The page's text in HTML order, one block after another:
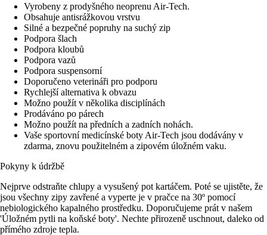
Vyrobeny z prodyšného neoprenu Air-Tech.
Obsahuje antisrážkovou vrstvu
Silné a bezpečné popruhy na suchý zip
Podpora šlach
Podpora kloubů
Podpora vazů
Podpora suspensorní
Doporučeno veterináři pro podporu
Rychlejší alternativa k obvazu
Možno použít v několika disciplínách
Prodáváno po párech
Možno použít na předních a zadních nohách.
Vaše sportovní medicínské boty Air-Tech jsou dodávány v
zdarma, znovu použitelném a zipovém úložném vaku.
Pokyny k údržbě
Nejprve odstraňte chlupy a vysušený pot kartáčem. Poté se ujistěte, že
jsou všechny zipy zavřené a vyperte je v pračce na 30º pomocí
nebiologického kapalného prostředku. Doporučujeme prát v našem
'Úložném pytli na koňské boty'. Nechte přirozeně uschnout, daleko od
přímého zdroje tepla.